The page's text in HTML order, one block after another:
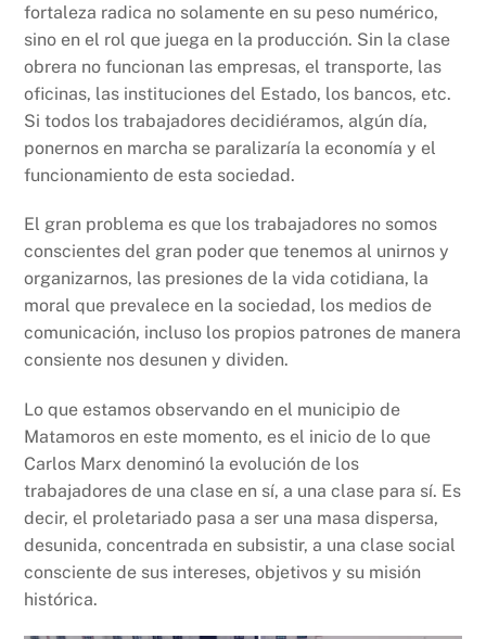
fortaleza radica no solamente en su peso numérico,
sino en el rol que juega en la producción. Sin la clase
obrera no funcionan las empresas, el transporte, las
oficinas, las instituciones del Estado, los bancos, etc.
Si todos los trabajadores decidiéramos, algún día,
ponernos en marcha se paralizaría la economía y el
funcionamiento de esta sociedad.
El gran problema es que los trabajadores no somos
conscientes del gran poder que tenemos al unirnos y
organizarnos, las presiones de la vida cotidiana, la
moral que prevalece en la sociedad, los medios de
comunicación, incluso los propios patrones de manera
consiente nos desunen y dividen.
Lo que estamos observando en el municipio de
Matamoros en este momento, es el inicio de lo que
Carlos Marx denominó la evolución de los
trabajadores de una clase en sí, a una clase para sí. Es
decir, el proletariado pasa a ser una masa dispersa,
desunida, concentrada en subsistir, a una clase social
consciente de sus intereses, objetivos y su misión
histórica.